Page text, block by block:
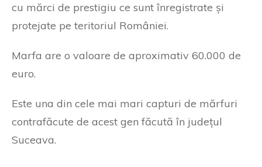
cu mărci de prestigiu ce sunt înregistrate și
protejate pe teritoriul României.
Marfa are o valoare de aproximativ 60.000 de
euro.
Este una din cele mai mari capturi de mărfuri
contrafăcute de acest gen făcută în județul
Suceava.